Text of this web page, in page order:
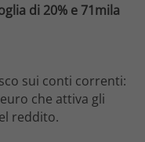
di 20% e 71mila
sui conti correnti:
che attiva gli
reddito.